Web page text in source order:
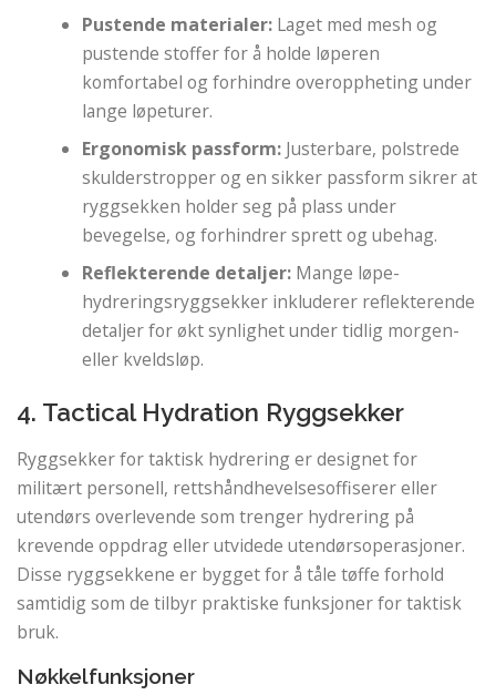
Pustende materialer: Laget med mesh og
pustende stoffer for å holde løperen
komfortabel og forhindre overoppheting under
lange løpeturer.
Ergonomisk passform: Justerbare, polstrede
skulderstropper og en sikker passform sikrer at
ryggsekken holder seg på plass under
bevegelse, og forhindrer sprett og ubehag.
Reflekterende detaljer: Mange løpe-
hydreringsryggsekker inkluderer reflekterende
detaljer for økt synlighet under tidlig morgen-
eller kveldsløp.
4. Tactical Hydration Ryggsekker
Ryggsekker for taktisk hydrering er designet for
militært personell, rettshåndhevelsesoffiserer eller
utendørs overlevende som trenger hydrering på
krevende oppdrag eller utvidede utendørsoperasjoner.
Disse ryggsekkene er bygget for å tåle tøffe forhold
samtidig som de tilbyr praktiske funksjoner for taktisk
bruk.
Nøkkelfunksjoner